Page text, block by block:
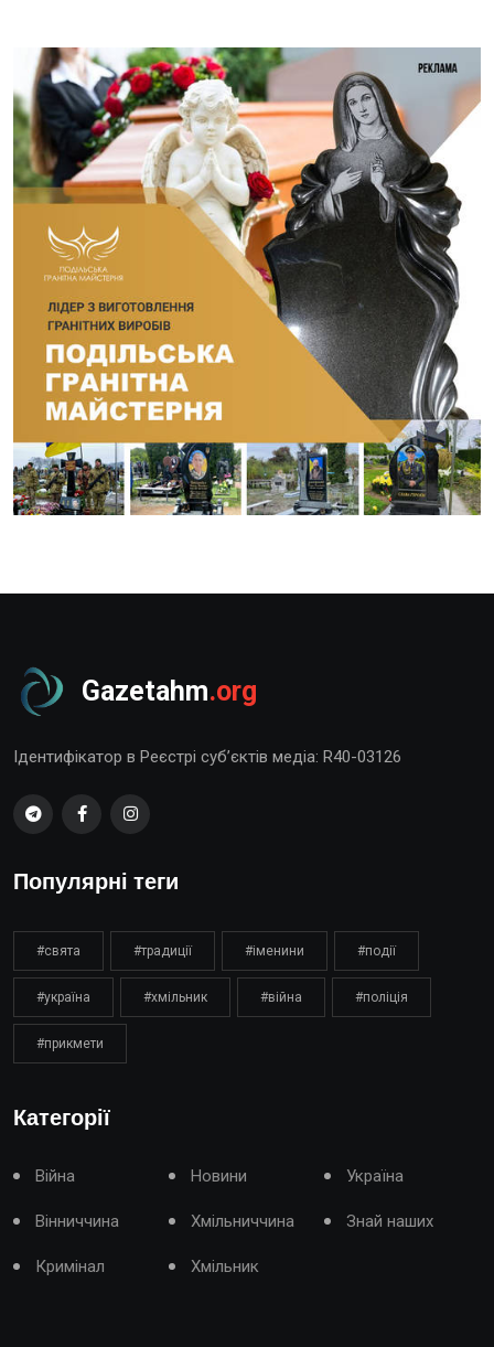
Gazetahm.org
Ідентифікатор в Реєстрі суб’єктів медіа: R40-03126
Популярні теги
#свята #традиції #іменини #події
#україна #хмільник #війна #поліція
#прикмети
Категорії
Війна Новини Україна
Вінниччина Хмільниччина Знай наших
Кримінал Хмільник